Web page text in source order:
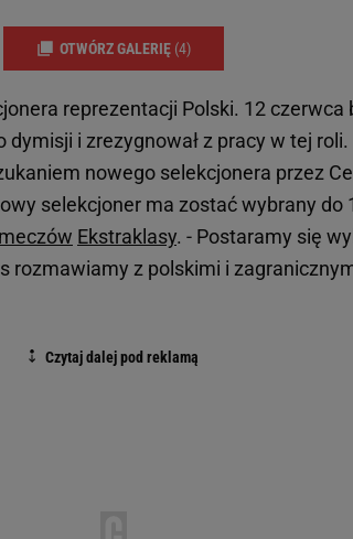
OTWÓRZ GALERIĘ (4)
reprezentacji Polski. 12 czerwca
dymisji i zrezygnował z pracy w tej
nowego selekcjonera przez
selekcjoner ma zostać wybrany do
meczów Ekstraklasy. - Postaramy się
rozmawiamy z polskimi i